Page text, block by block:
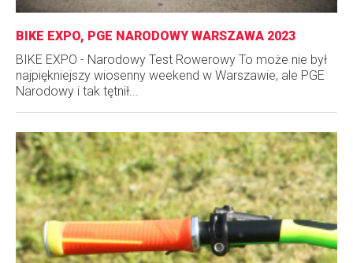
BIKE EXPO, PGE NARODOWY WARSZAWA 2023
BIKE EXPO - Narodowy Test Rowerowy To może nie był
najpiękniejszy wiosenny weekend w Warszawie, ale PGE
Narodowy i tak tętnił...